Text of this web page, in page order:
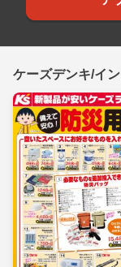
ケーズデンキ/イ